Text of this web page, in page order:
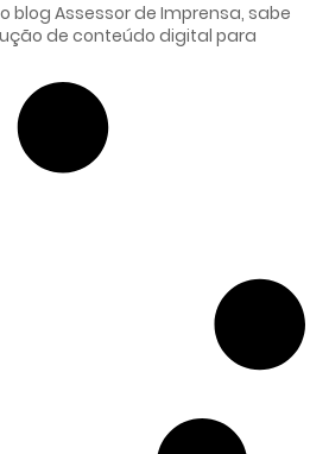
blog Assessor de Imprensa, sabe
de conteúdo digital para